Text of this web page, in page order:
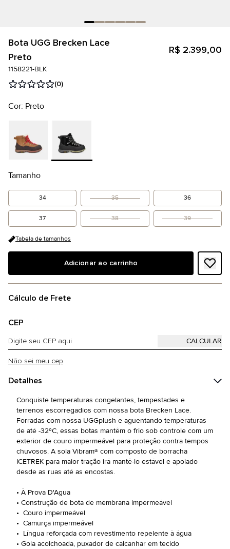
Bota UGG Brecken Lace
Preto
R$ 2.399,00
1158221-BLK
(0)
Cor: Preto
Tamanho
34 35 36
37 38 39
Tabela de tamanhos
Adicionar ao carrinho
Cálculo de Frete
CEP
Não sei meu cep
Detalhes
Conquiste temperaturas congelantes, tempestades e
terrenos escorregadios com nossa bota Brecken Lace.
Forradas com nossa UGGplush e aguentando temperaturas
de até -32ºC, essas botas mantêm o frio sob controle com um
exterior de couro impermeável para proteção contra tempos
chuvosos. A sola Vibram® com composto de borracha
ICETREK para maior tração irá mantê-lo estável e apoiado
desde as ruas até as encostas.
• À Prova D'Agua
• Construção de bota de membrana impermeável
• Couro impermeável
• Camurça impermeável
• Língua reforçada com revestimento repelente à água
• Gola acolchoada, puxador de calcanhar em tecido